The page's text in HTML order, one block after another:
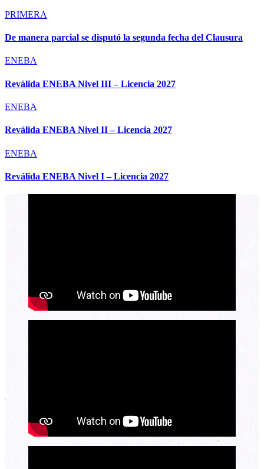
PRIMERA
De manera parcial se disputó la segunda fecha del Clausura
ENEBA
Reválida ENEBA Nivel III – Licencia 2027
ENEBA
Reválida ENEBA Nivel II – Licencia 2027
ENEBA
Reválida ENEBA Nivel I – Licencia 2027